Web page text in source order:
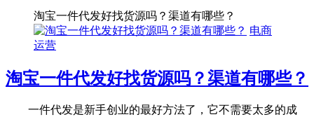
淘宝一件代发好找货源吗？渠道有哪些？
电商
运营
淘宝一件代发好找货源吗？渠道有哪些？
一件代发是新手创业的最好方法了，它不需要太多的成